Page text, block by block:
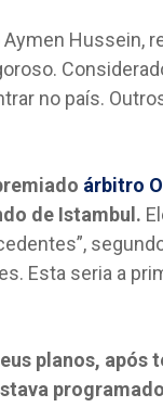
Hussein,
no país.
árbitro
de Istambul.
Esta seria a
planos,